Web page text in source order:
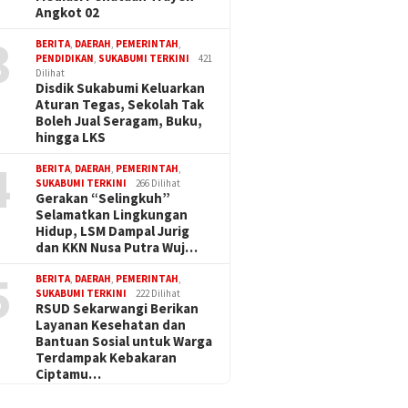
Angkot 02
BERITA, DAERAH, PEMERINTAH,
PENDIDIKAN, SUKABUMI TERKINI
421
Dilihat
Disdik Sukabumi Keluarkan
Aturan Tegas, Sekolah Tak
Boleh Jual Seragam, Buku,
hingga LKS
BERITA, DAERAH, PEMERINTAH,
SUKABUMI TERKINI
266 Dilihat
Gerakan “Selingkuh”
Selamatkan Lingkungan
Hidup, LSM Dampal Jurig
dan KKN Nusa Putra Wuj…
BERITA, DAERAH, PEMERINTAH,
SUKABUMI TERKINI
222 Dilihat
RSUD Sekarwangi Berikan
Layanan Kesehatan dan
Bantuan Sosial untuk Warga
Terdampak Kebakaran
Ciptamu…